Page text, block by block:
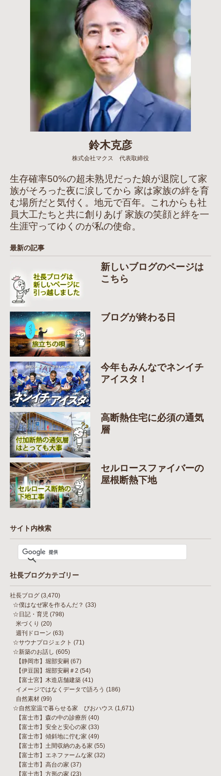
鈴木克彦
株式会社マクス 代表取締役
生存確率50%の超未熟児だった娘が退院して家
族がそろった夜に涙してから 家は家族の絆を育
む場所だと気付く。地元で百年。これからも社
員大工たちと共に創りあげ 家族の笑顔と絆を一
生涯守ってゆくのが私の使命。
最新の記事
新しいブログのページは
こちら
ブログが終わる日
今年もみんなでネンイチ
アイスタ！
高断熱住宅に必須の通気
層
セルロースファイバーの
屋根断熱下地
サイト内検索
社長ブログカテゴリー
社長ブログ (3,470)
☆僕はなぜ家を作るんだ？ (33)
☆日記・育児 (798)
米づくり (20)
週刊ドローン (63)
☆サウナプロジェクト (71)
☆新築のお話し (605)
【静岡市】堀部安嗣 (67)
【伊豆国】堀部安嗣＃2 (54)
【富士宮】木造店舗建築 (41)
イメージではなくデータで語ろう (186)
自然素材 (99)
☆自然室温で暮らせる家 びおハウス (1,671)
【富士市】森の中の診療所 (40)
【富士市】安全と安心の家 (33)
【富士市】傾斜地に佇む家 (49)
【富士市】土間収納のある家 (55)
【富士市】エネファームな家 (32)
【富士市】高台の家 (37)
【富士市】方形の家 (23)